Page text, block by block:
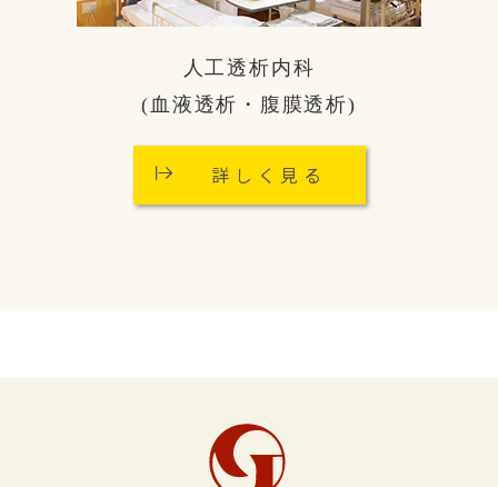
人工透析内科
(血液透析・腹膜透析)
詳しく見る